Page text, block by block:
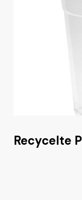
Recycelte